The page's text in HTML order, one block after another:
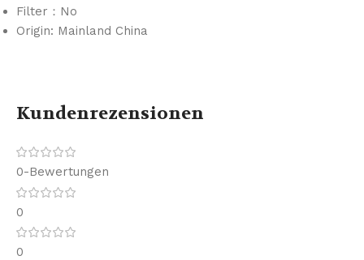
Filter：No
Origin: Mainland China
Kundenrezensionen
0-Bewertungen
0
0